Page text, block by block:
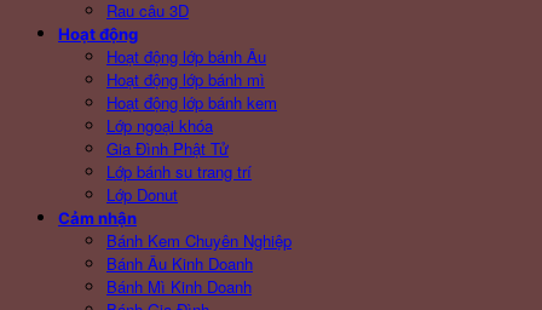
Rau câu 3D
Hoạt động
Hoạt động lớp bánh Âu
Hoạt động lớp bánh mì
Hoạt động lớp bánh kem
Lớp ngoại khóa
Gia Đình Phật Tử
Lớp bánh su trang trí
Lớp Donut
Cảm nhận
Bánh Kem Chuyên Nghiệp
Bánh Âu Kinh Doanh
Bánh Mì Kinh Doanh